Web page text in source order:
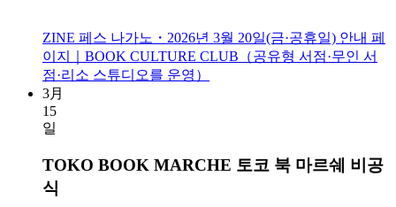
ZINE 페스 나가노・2026년 3월 20일(금·공휴일) 안내 페
이지｜BOOK CULTURE CLUB（공유형 서점·무인 서
점·리소 스튜디오를 운영）
3月
15
일
TOKO BOOK MARCHE 토코 북 마르쉐
비공
식